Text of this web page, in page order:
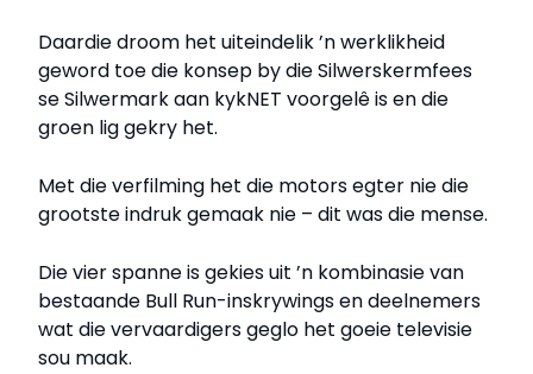
Daardie droom het uiteindelik ’n werklikheid
geword toe die konsep by die Silwerskermfees
se Silwermark aan kykNET voorgelê is en die
groen lig gekry het.
Met die verfilming het die motors egter nie die
grootste indruk gemaak nie – dit was die mense.
Die vier spanne is gekies uit ’n kombinasie van
bestaande Bull Run-inskrywings en deelnemers
wat die vervaardigers geglo het goeie televisie
sou maak.